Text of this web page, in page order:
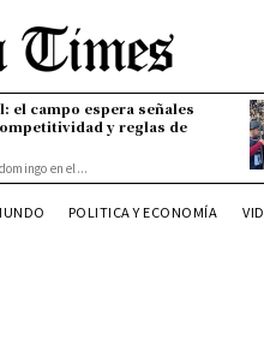
el campo espera señales
y reglas de
en el...
POLITICA Y ECONOMÍA